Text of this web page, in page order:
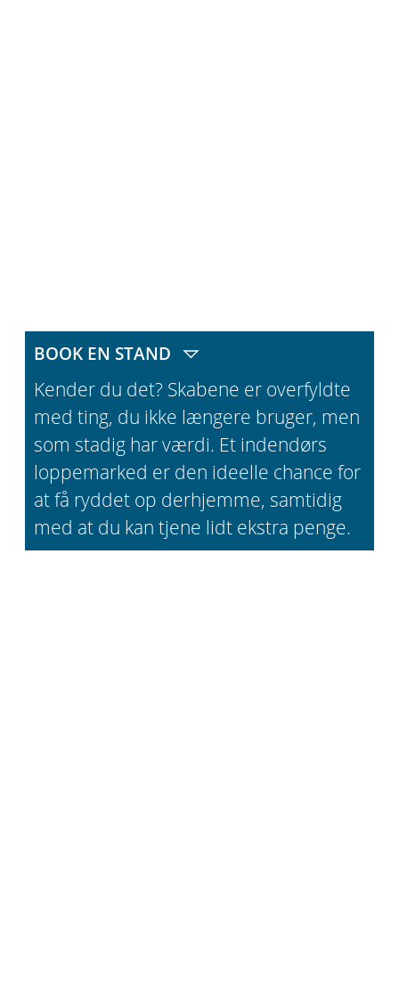
BOOK EN STAND
Kender du det? Skabene er overfyldte
med ting, du ikke længere bruger, men
som stadig har værdi. Et indendørs
loppemarked er den ideelle chance for
at få ryddet op derhjemme, samtidig
med at du kan tjene lidt ekstra penge.